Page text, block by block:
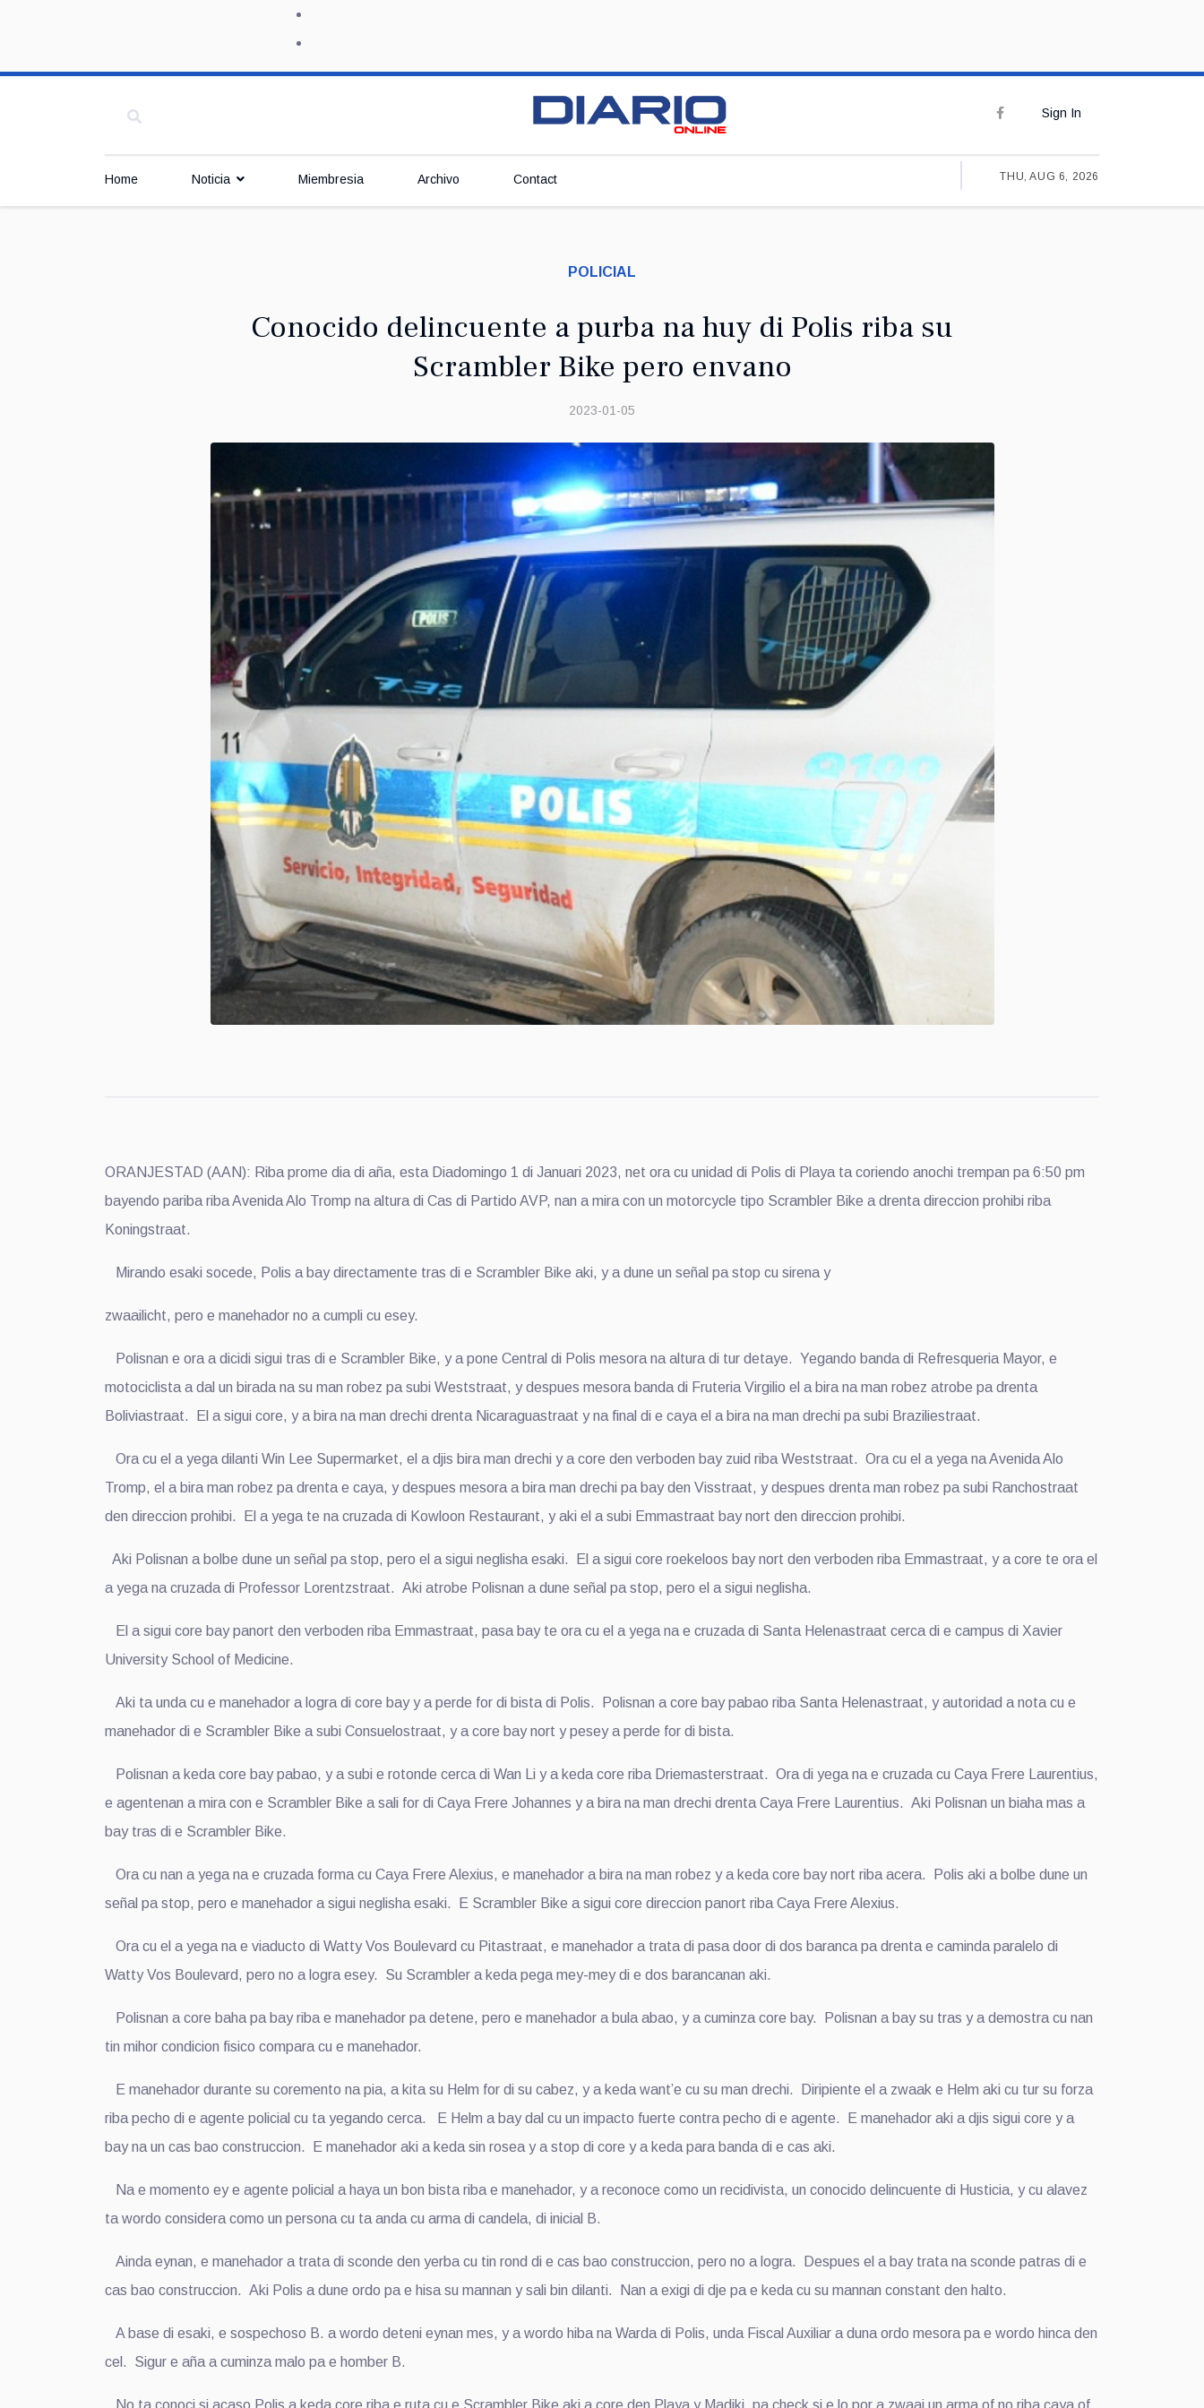
Sign In
Home Noticia Miembresia Archivo Contact THU, AUG 6, 2026
POLICIAL
Conocido delincuente a purba na huy di Polis riba su
Scrambler Bike pero envano
2023-01-05
ORANJESTAD (AAN): Riba prome dia di aña, esta Diadomingo 1 di Januari 2023, net ora cu unidad di Polis di Playa ta coriendo anochi trempan pa 6:50 pm
bayendo pariba riba Avenida Alo Tromp na altura di Cas di Partido AVP, nan a mira con un motorcycle tipo Scrambler Bike a drenta direccion prohibi riba
Koningstraat.
Mirando esaki socede, Polis a bay directamente tras di e Scrambler Bike aki, y a dune un señal pa stop cu sirena y
zwaailicht, pero e manehador no a cumpli cu esey.
Polisnan e ora a dicidi sigui tras di e Scrambler Bike, y a pone Central di Polis mesora na altura di tur detaye. Yegando banda di Refresqueria Mayor, e
motociclista a dal un birada na su man robez pa subi Weststraat, y despues mesora banda di Fruteria Virgilio el a bira na man robez atrobe pa drenta
Boliviastraat. El a sigui core, y a bira na man drechi drenta Nicaraguastraat y na final di e caya el a bira na man drechi pa subi Braziliestraat.
Ora cu el a yega dilanti Win Lee Supermarket, el a djis bira man drechi y a core den verboden bay zuid riba Weststraat. Ora cu el a yega na Avenida Alo
Tromp, el a bira man robez pa drenta e caya, y despues mesora a bira man drechi pa bay den Visstraat, y despues drenta man robez pa subi Ranchostraat
den direccion prohibi. El a yega te na cruzada di Kowloon Restaurant, y aki el a subi Emmastraat bay nort den direccion prohibi.
Aki Polisnan a bolbe dune un señal pa stop, pero el a sigui neglisha esaki. El a sigui core roekeloos bay nort den verboden riba Emmastraat, y a core te ora el
a yega na cruzada di Professor Lorentzstraat. Aki atrobe Polisnan a dune señal pa stop, pero el a sigui neglisha.
El a sigui core bay panort den verboden riba Emmastraat, pasa bay te ora cu el a yega na e cruzada di Santa Helenastraat cerca di e campus di Xavier
University School of Medicine.
Aki ta unda cu e manehador a logra di core bay y a perde for di bista di Polis. Polisnan a core bay pabao riba Santa Helenastraat, y autoridad a nota cu e
manehador di e Scrambler Bike a subi Consuelostraat, y a core bay nort y pesey a perde for di bista.
Polisnan a keda core bay pabao, y a subi e rotonde cerca di Wan Li y a keda core riba Driemasterstraat. Ora di yega na e cruzada cu Caya Frere Laurentius,
e agentenan a mira con e Scrambler Bike a sali for di Caya Frere Johannes y a bira na man drechi drenta Caya Frere Laurentius. Aki Polisnan un biaha mas a
bay tras di e Scrambler Bike.
Ora cu nan a yega na e cruzada forma cu Caya Frere Alexius, e manehador a bira na man robez y a keda core bay nort riba acera. Polis aki a bolbe dune un
señal pa stop, pero e manehador a sigui neglisha esaki. E Scrambler Bike a sigui core direccion panort riba Caya Frere Alexius.
Ora cu el a yega na e viaducto di Watty Vos Boulevard cu Pitastraat, e manehador a trata di pasa door di dos baranca pa drenta e caminda paralelo di
Watty Vos Boulevard, pero no a logra esey. Su Scrambler a keda pega mey-mey di e dos barancanan aki.
Polisnan a core baha pa bay riba e manehador pa detene, pero e manehador a bula abao, y a cuminza core bay. Polisnan a bay su tras y a demostra cu nan
tin mihor condicion fisico compara cu e manehador.
E manehador durante su coremento na pia, a kita su Helm for di su cabez, y a keda want’e cu su man drechi. Diripiente el a zwaak e Helm aki cu tur su forza
riba pecho di e agente policial cu ta yegando cerca. E Helm a bay dal cu un impacto fuerte contra pecho di e agente. E manehador aki a djis sigui core y a
bay na un cas bao construccion. E manehador aki a keda sin rosea y a stop di core y a keda para banda di e cas aki.
Na e momento ey e agente policial a haya un bon bista riba e manehador, y a reconoce como un recidivista, un conocido delincuente di Husticia, y cu alavez
ta wordo considera como un persona cu ta anda cu arma di candela, di inicial B.
Ainda eynan, e manehador a trata di sconde den yerba cu tin rond di e cas bao construccion, pero no a logra. Despues el a bay trata na sconde patras di e
cas bao construccion. Aki Polis a dune ordo pa e hisa su mannan y sali bin dilanti. Nan a exigi di dje pa e keda cu su mannan constant den halto.
A base di esaki, e sospechoso B. a wordo deteni eynan mes, y a wordo hiba na Warda di Polis, unda Fiscal Auxiliar a duna ordo mesora pa e wordo hinca den
cel. Sigur e aña a cuminza malo pa e homber B.